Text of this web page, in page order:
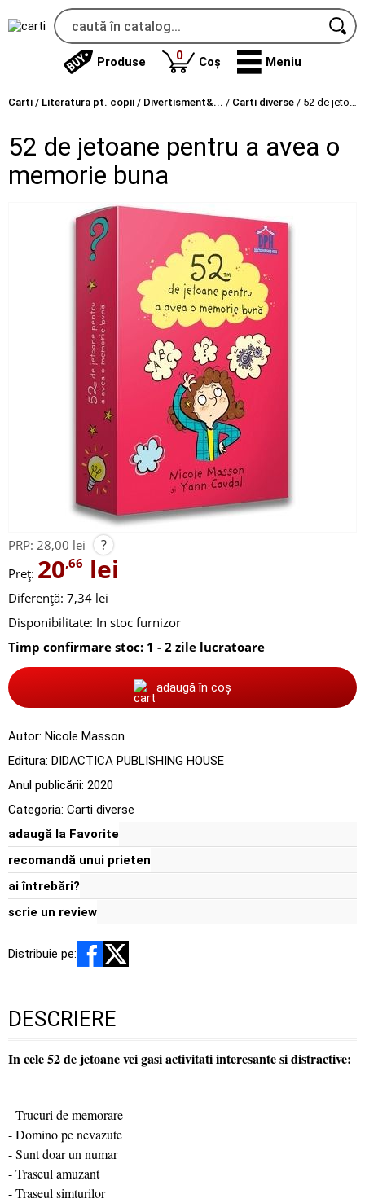
Produse 0produse
Coș Meniu
Carti / Literatura pt. copii / Divertisment&... / Carti diverse / 52 de jetoane pentru a avea o memorie buna
52 de jetoane pentru a avea o
memorie buna
PRP: 28,00 lei ?
Preț: 20,66 lei
Diferență: 7,34 lei
Disponibilitate: In stoc furnizor
Timp confirmare stoc: 1 - 2 zile lucratoare
adaugă în coș
Autor: Nicole Masson
Editura: DIDACTICA PUBLISHING HOUSE
Anul publicării: 2020
Categoria: Carti diverse
adaugă la Favorite
recomandă unui prieten
ai întrebări?
scrie un review
Distribuie pe:
DESCRIERE
In cele 52 de jetoane vei gasi activitati interesante si distractive:
- Trucuri de memorare
- Domino pe nevazute
- Sunt doar un numar
- Traseul amuzant
- Traseul simturilor